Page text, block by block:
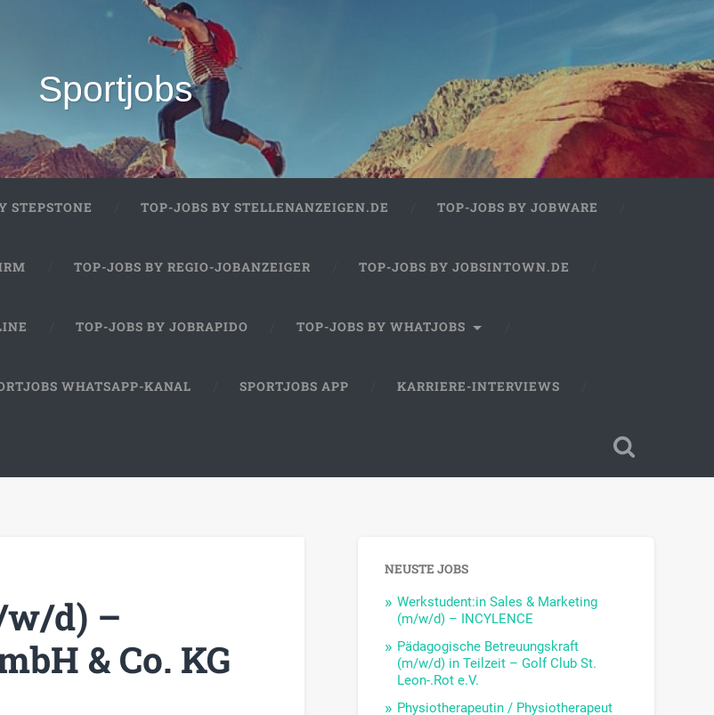
Sportjobs
STEPSTONE TOP-JOBS BY STELLENANZEIGEN.DE TOP-JOBS BY JOBWARE
TOP-JOBS BY REGIO-JOBANZEIGER TOP-JOBS BY JOBSINTOWN.DE
TOP-JOBS BY JOBRAPIDO TOP-JOBS BY WHATJOBS
WHATSAPP-KANAL SPORTJOBS APP KARRIERE-INTERVIEWS
d) –
& Co. KG
NEUSTE JOBS
Werkstudent:in Sales & Marketing
(m/w/d) – INCYLENCE
Pädagogische Betreuungskraft
(m/w/d) in Teilzeit – Golf Club St.
Leon-.Rot e.V.
Physiotherapeutin / Physiotherapeut